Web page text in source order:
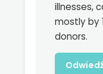
illnesses,
mostly by
donors.